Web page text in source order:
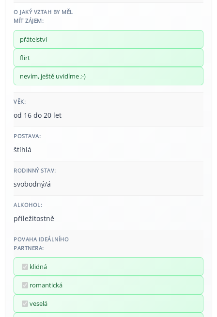
O JAKÝ VZTAH BY MĚL
MÍT ZÁJEM:
přátelství
flirt
nevím, ještě uvidíme ;-)
VĚK:
od 16 do 20 let
POSTAVA:
štíhlá
RODINNÝ STAV:
svobodný/á
ALKOHOL:
příležitostně
POVAHA IDEÁLNÍHO
PARTNERA:
klidná
romantická
veselá